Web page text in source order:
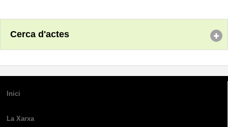
Cerca d'actes
Inici
La Xarxa